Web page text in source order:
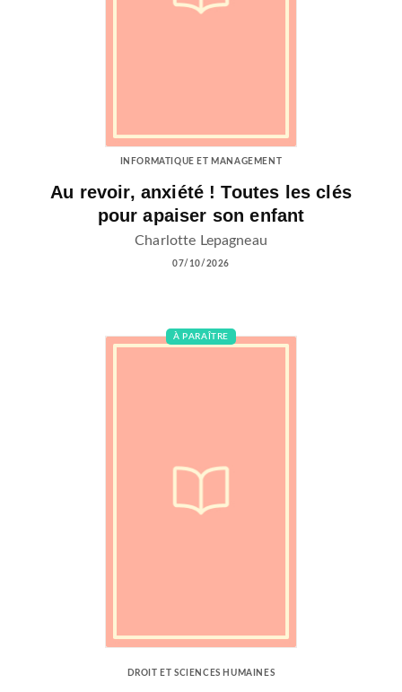
INFORMATIQUE ET MANAGEMENT
Au revoir, anxiété ! Toutes les clés
pour apaiser son enfant
Charlotte Lepagneau
07/10/2026
À PARAÎTRE
DROIT ET SCIENCES HUMAINES